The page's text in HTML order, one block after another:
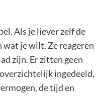
Als je liever zelf de
je wilt. Ze reageren
zijn. Er zitten geen
ingedeeld,
de tijd en